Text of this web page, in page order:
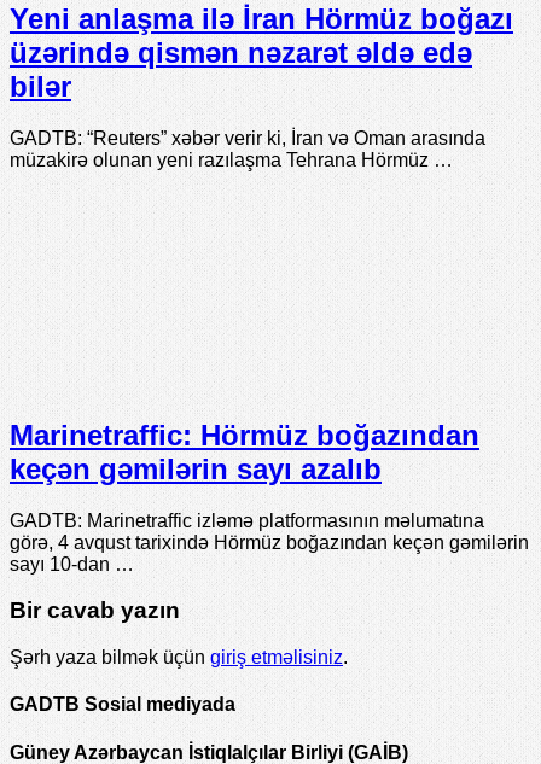
Yeni anlaşma ilə İran Hörmüz boğazı
üzərində qismən nəzarət əldə edə
bilər
GADTB: “Reuters” xəbər verir ki, İran və Oman arasında
müzakirə olunan yeni razılaşma Tehrana Hörmüz …
Marinetraffic: Hörmüz boğazından
keçən gəmilərin sayı azalıb
GADTB: Marinetraffic izləmə platformasının məlumatına
görə, 4 avqust tarixində Hörmüz boğazından keçən gəmilərin
sayı 10-dan …
Bir cavab yazın
Şərh yaza bilmək üçün giriş etməlisiniz.
GADTB Sosial mediyada
Güney Azərbaycan İstiqlalçılar Birliyi (GAİB)